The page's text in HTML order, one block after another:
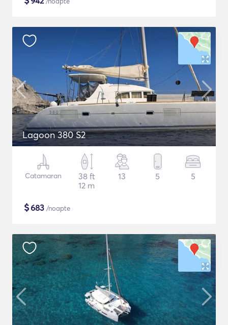
Lagoon 380 S2
Catamaran
38 ft
12 m
13 5 5
$683 /noapte